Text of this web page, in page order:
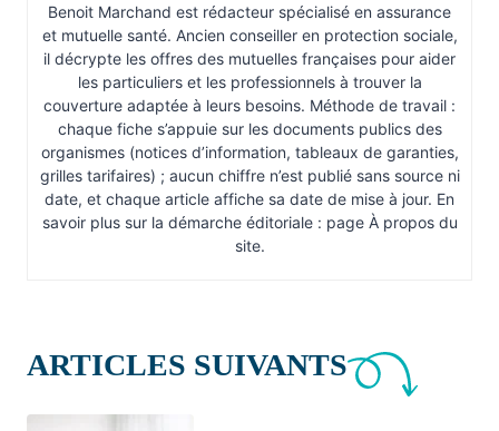
Benoit Marchand est rédacteur spécialisé en assurance
et mutuelle santé. Ancien conseiller en protection sociale,
il décrypte les offres des mutuelles françaises pour aider
les particuliers et les professionnels à trouver la
couverture adaptée à leurs besoins. Méthode de travail :
chaque fiche s’appuie sur les documents publics des
organismes (notices d’information, tableaux de garanties,
grilles tarifaires) ; aucun chiffre n’est publié sans source ni
date, et chaque article affiche sa date de mise à jour. En
savoir plus sur la démarche éditoriale : page À propos du
site.
ARTICLES SUIVANTS